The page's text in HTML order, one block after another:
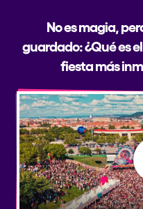
No es magia,
guardado: ¿Qué es
fiesta más